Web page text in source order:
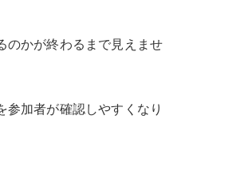
のかが終わるまで見えませ
加者が確認しやすくなり